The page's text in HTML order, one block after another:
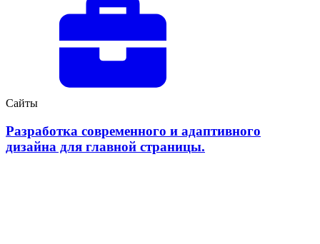
Сайты
Разработка современного и адаптивного
дизайна для главной страницы.